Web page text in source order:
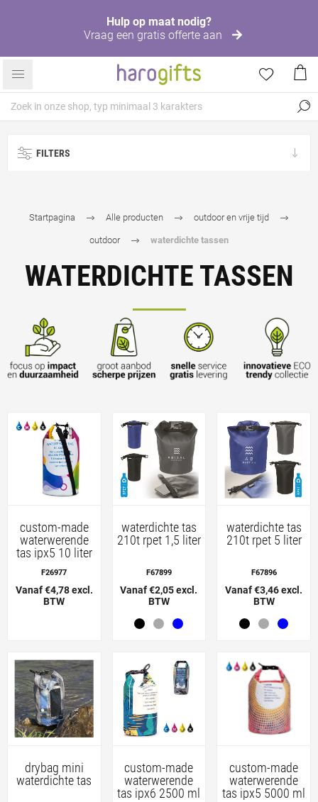
Hulp op maat nodig?
Vraag een gratis offerte aan
FILTERS
Startpagina Alle producten outdoor en vrije tijd
outdoor waterdichte tassen
WATERDICHTE TASSEN
custom-made
waterwerende
tas ipx5 10 liter
F26977
Vanaf €4,78 excl.
BTW
waterdichte tas
210t rpet 1,5 liter
F67899
Vanaf €2,05 excl.
BTW
waterdichte tas
210t rpet 5 liter
F67896
Vanaf €3,46 excl.
BTW
drybag mini
waterdichte tas
custom-made
waterwerende
tas ipx6 2500 ml
custom-made
waterwerende
tas ipx5 5000 ml